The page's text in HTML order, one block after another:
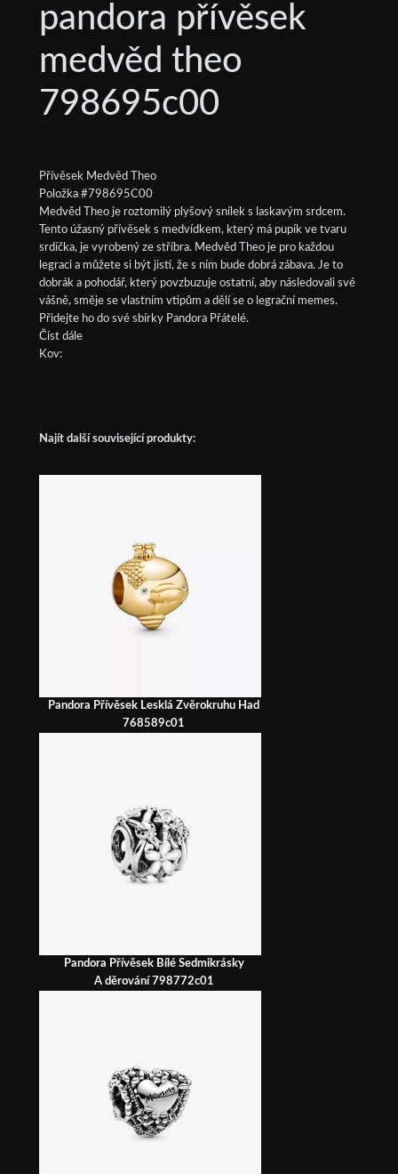
pandora přívěsek
medvěd theo
798695c00
Přívěsek Medvěd Theo
Položka #798695C00
Medvěd Theo je roztomilý plyšový snílek s laskavým srdcem.
Tento úžasný přívěsek s medvídkem, který má pupík ve tvaru
srdíčka, je vyrobený ze stříbra. Medvěd Theo je pro každou
legraci a můžete si být jistí, že s ním bude dobrá zábava. Je to
dobrák a pohodář, který povzbuzuje ostatní, aby následovali své
vášně, směje se vlastním vtipům a dělí se o legrační memes.
Přidejte ho do své sbírky Pandora Přátelé.
Číst dále
Kov:
Najít další související produkty:
Pandora Přívěsek Lesklá Zvěrokruhu Had
768589c01
Pandora Přívěsek Bílé Sedmikrásky
A děrování 798772c01